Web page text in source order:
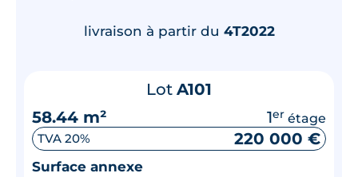
livraison à partir du 4T2022
Lot A101
58.44 m²
1er étage
TVA 20% 220 000 €
Surface annexe